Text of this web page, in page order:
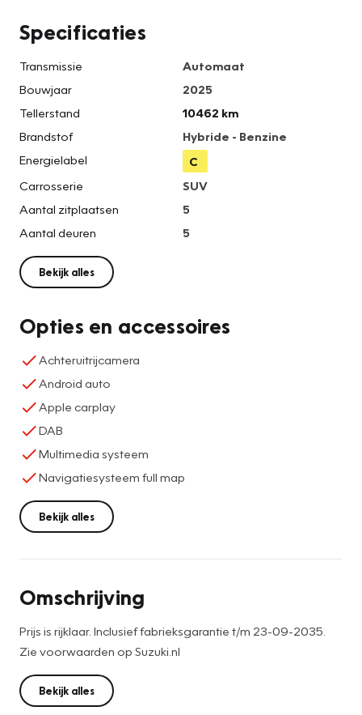
Specificaties
Transmissie
Automaat
Bouwjaar
2025
Tellerstand
10462 km
Brandstof
Hybride - Benzine
Energielabel
C
Carrosserie
SUV
Aantal zitplaatsen
5
Aantal deuren
5
Bekijk alles
Opties en accessoires
Achteruitrijcamera
Android auto
Apple carplay
DAB
Multimedia systeem
Navigatiesysteem full map
Bekijk alles
Omschrijving
Prijs is rijklaar. Inclusief fabrieksgarantie t/m 23-09-2035.
Zie voorwaarden op Suzuki.nl
Bekijk alles